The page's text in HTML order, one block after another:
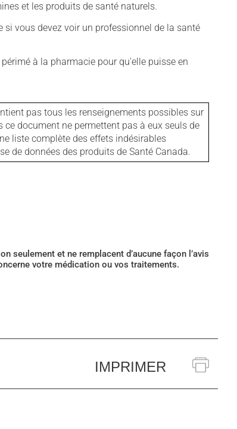
et les produits de santé naturels.
vous devez voir un professionnel de la santé
à la pharmacie pour qu'elle puisse en
pas tous les renseignements possibles sur
document ne permettent pas à eux seuls de
liste complète des effets indésirables
de données des produits de Santé Canada.
et ne remplacent d’aucune façon l’avis
votre médication ou vos traitements.
IMPRIMER